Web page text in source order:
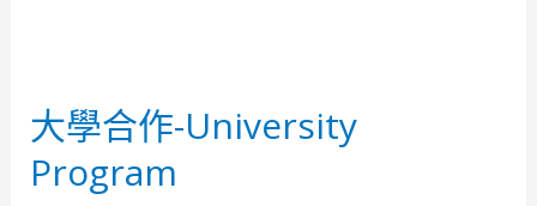
大學合作-University
Program
大
合